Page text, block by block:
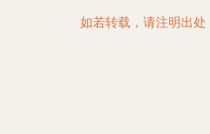
如若转载，请注明出